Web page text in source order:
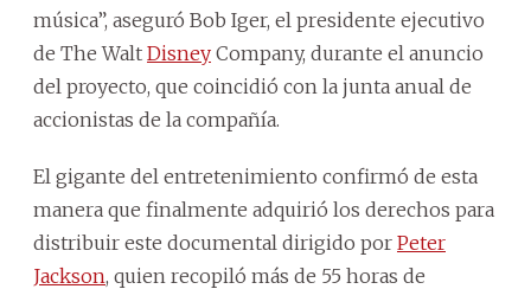
música”, aseguró Bob Iger, el presidente ejecutivo
de The Walt Disney Company, durante el anuncio
del proyecto, que coincidió con la junta anual de
accionistas de la compañía.
El gigante del entretenimiento confirmó de esta
manera que finalmente adquirió los derechos para
distribuir este documental dirigido por Peter
Jackson, quien recopiló más de 55 horas de